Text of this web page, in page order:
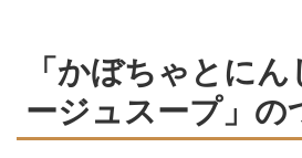
「かぼちゃとに
ージュスープ」の